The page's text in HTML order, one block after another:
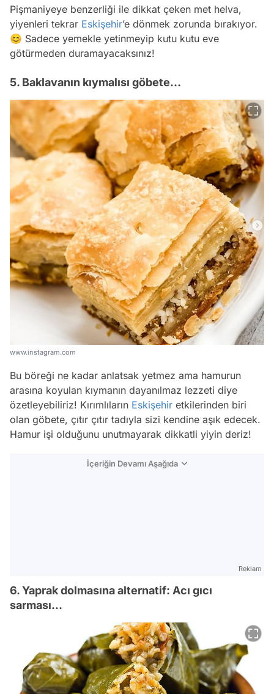
Pişmaniyeye benzerliği ile dikkat çeken met helva,
yiyenleri tekrar Eskişehir’e dönmek zorunda bırakıyor.
😊 Sadece yemekle yetinmeyip kutu kutu eve
götürmeden duramayacaksınız!
5. Baklavanın kıymalısı göbete…
www.instagram.com
Bu böreği ne kadar anlatsak yetmez ama hamurun
arasına koyulan kıymanın dayanılmaz lezzeti diye
özetleyebiliriz! Kırımlıların Eskişehir etkilerinden biri
olan göbete, çıtır çıtır tadıyla sizi kendine aşık edecek.
Hamur işi olduğunu unutmayarak dikkatli yiyin deriz!
İçeriğin Devamı Aşağıda
Reklam
6. Yaprak dolmasına alternatif: Acı gıcı
sarması…